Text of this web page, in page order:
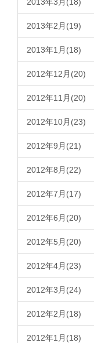
2013年2月(19)
2013年1月(18)
2012年12月(20)
2012年11月(20)
2012年10月(23)
2012年9月(21)
2012年8月(22)
2012年7月(17)
2012年6月(20)
2012年5月(20)
2012年4月(23)
2012年3月(24)
2012年2月(18)
2012年1月(18)